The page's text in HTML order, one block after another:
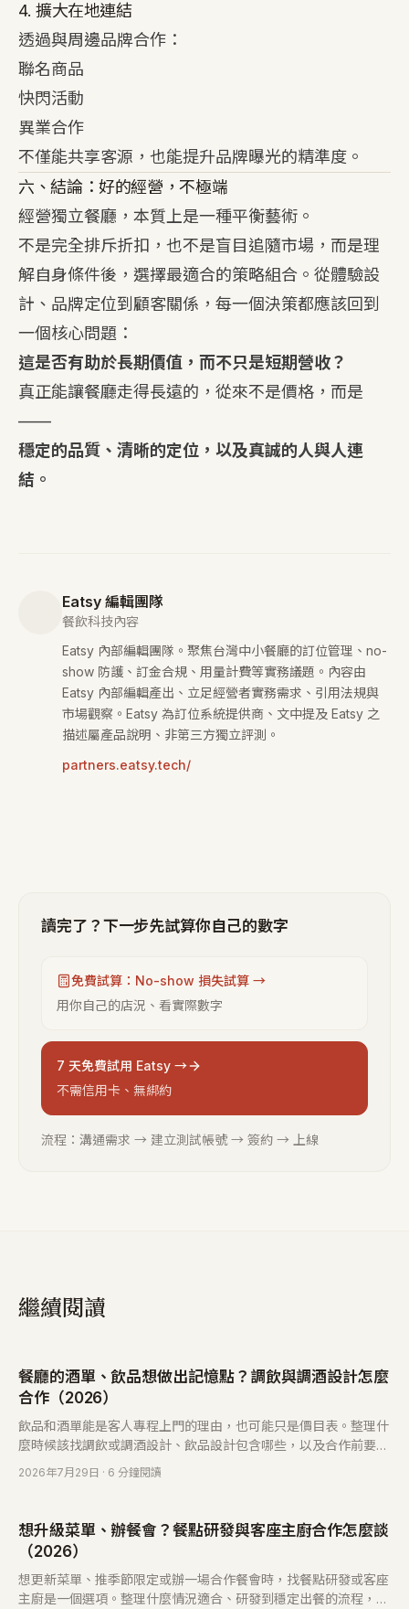
4. 擴大在地連結
透過與周邊品牌合作：
聯名商品
快閃活動
異業合作
不僅能共享客源，也能提升品牌曝光的精準度。
六、結論：好的經營，不極端
經營獨立餐廳，本質上是一種平衡藝術。
不是完全排斥折扣，也不是盲目追隨市場，而是理
解自身條件後，選擇最適合的策略組合。從體驗設
計、品牌定位到顧客關係，每一個決策都應該回到
一個核心問題：
這是否有助於長期價值，而不只是短期營收？
真正能讓餐廳走得長遠的，從來不是價格，而是
——
穩定的品質、清晰的定位，以及真誠的人與人連
結。
Eatsy 編輯團隊
餐飲科技內容
Eatsy 內部編輯團隊。聚焦台灣中小餐廳的訂位管理、no-
show 防護、訂金合規、用量計費等實務議題。內容由
Eatsy 內部編輯產出、立足經營者實務需求、引用法規與
市場觀察。Eatsy 為訂位系統提供商、文中提及 Eatsy 之
描述屬產品說明、非第三方獨立評測。
partners.eatsy.tech/
讀完了？下一步先試算你自己的數字
免費試算：No-show 損失試算 →
用你自己的店況、看實際數字
7 天免費試用 Eatsy →
不需信用卡、無綁約
流程：溝通需求 → 建立測試帳號 → 簽約 → 上線
繼續閱讀
餐廳的酒單、飲品想做出記憶點？調飲與調酒設計怎麼
合作（2026）
飲品和酒單能是客人專程上門的理由，也可能只是價目表。整理什
麼時候該找調飲或調酒設計、飲品設計包含哪些，以及合作前要確
認的事。
2026年7月29日 · 6 分鐘閱讀
想升級菜單、辦餐會？餐點研發與客座主廚合作怎麼談
（2026）
想更新菜單、推季節限定或辦一場合作餐會時，找餐點研發或客座
主廚是一個選項。整理什麼情況適合、研發到穩定出餐的流程，以